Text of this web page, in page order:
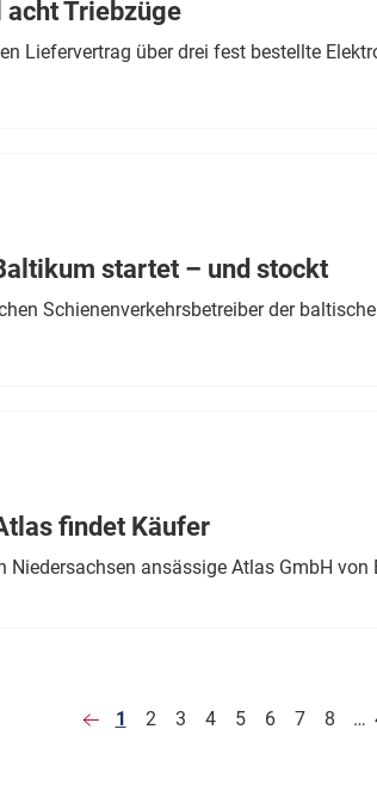
Triebzüge
Liefervertrag über drei fest bestellte
startet – und stockt
Schienenverkehrsbetreiber der
findet Käufer
ansässige Atlas GmbH von
1 2 3 4 5 6 7 8 …